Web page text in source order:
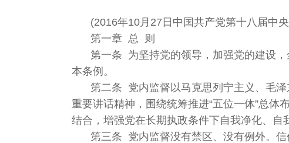
(2016年10月27日中国共产党第十八届中
第一章 总 则
第一条 为坚持党的领导，加强党的建设
本条例。
第二条 党内监督以马克思列宁主义、毛泽
重要讲话精神，围绕统筹推进“五位一体”总体
结合，增强党在长期执政条件下自我净化、自
第三条 党内监督没有禁区、没有例外。